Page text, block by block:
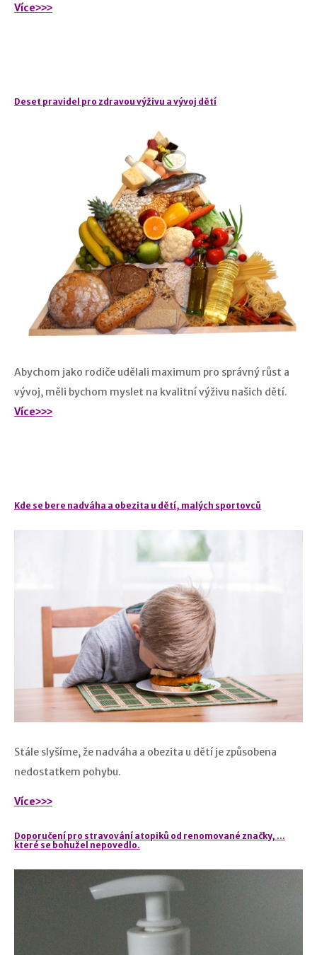
Více˃˃˃
Deset pravidel pro zdravou výživu a vývoj dětí
Abychom jako rodiče udělali maximum pro správný růst a
vývoj, měli bychom myslet na kvalitní výživu našich dětí.
Více˃˃˃
Kde se bere nadváha a obezita u dětí, malých sportovců
Stále slyšíme, že nadváha a obezita u dětí je způsobena
nedostatkem pohybu.
Více˃˃˃
Doporučení pro stravování atopiků od renomované značky, …
které se bohužel nepovedlo.